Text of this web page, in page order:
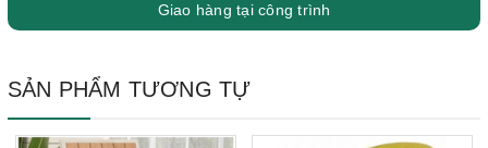
Giao hàng tại công trình
SẢN PHẨM TƯƠNG TỰ